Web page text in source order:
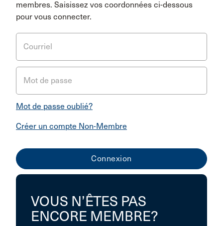
membres. Saisissez vos coordonnées ci-dessous
pour vous connecter.
Courriel
Mot de passe
Mot de passe oublié?
Créer un compte Non-Membre
VOUS N’ÊTES PAS
ENCORE MEMBRE?